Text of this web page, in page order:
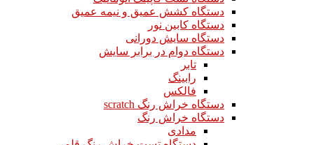
دستگاه کشش عمیق و نیمه عمیق
دستگاه کابین نور
دستگاه سایش دورانی
دستگاه دوام در برابر سایش
تابر
رابینگ
فالکس
دستگاه خراش رنگ scratch
دستگاه خراش رنگ
مدادی